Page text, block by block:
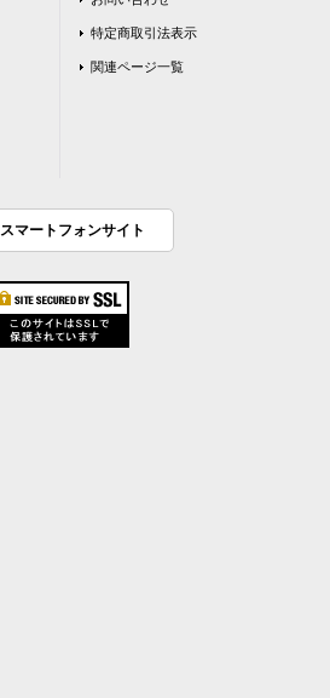
特定商取引法表示
関連ページ一覧
スマートフォンサイト